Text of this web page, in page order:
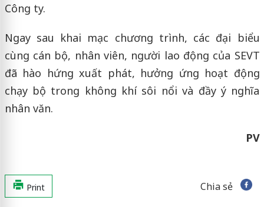
Công ty.
Ngay sau khai mạc chương trình, các đại biểu
cùng cán bộ, nhân viên, người lao động của SEVT
đã hào hứng xuất phát, hưởng ứng hoạt động
chạy bộ trong không khí sôi nổi và đầy ý nghĩa
nhân văn.
PV
Print Chia sẻ